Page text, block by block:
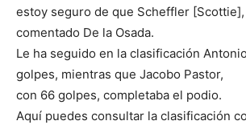
estoy seguro de que Scheffler [Scottie],
comentado De la Osada.
Le ha seguido en la clasificación
golpes, mientras que Jacobo Pastor,
con 66 golpes, completaba el podio.
Aquí puedes consultar la clasificación